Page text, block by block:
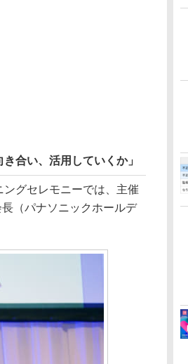
合い、活用していくか」
グセレモニーでは、主催
（パナソニックホールデ